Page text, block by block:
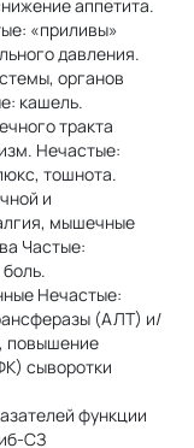
аппетита.
«приливы»
давления.
органов
кашель.
тракта
Нечастые:
тошнота.
и
мышечные
Частые:
Нечастые:
(АЛТ) и/
повышение
сыворотки
функции
СЗ